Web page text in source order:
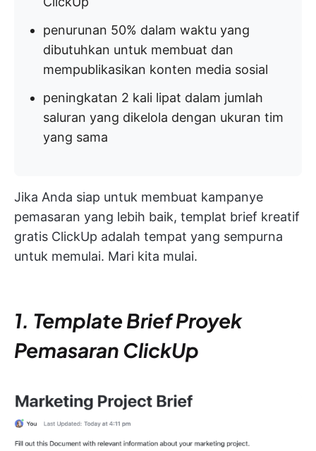
penurunan 50% dalam waktu yang
dibutuhkan untuk membuat dan
mempublikasikan konten media sosial
peningkatan 2 kali lipat dalam jumlah
saluran yang dikelola dengan ukuran tim
yang sama
Jika Anda siap untuk membuat kampanye
pemasaran yang lebih baik, templat brief kreatif
gratis ClickUp adalah tempat yang sempurna
untuk memulai. Mari kita mulai.
1. Template Brief Proyek
Pemasaran ClickUp